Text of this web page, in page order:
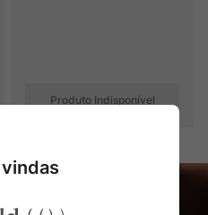
Produto Indisponível